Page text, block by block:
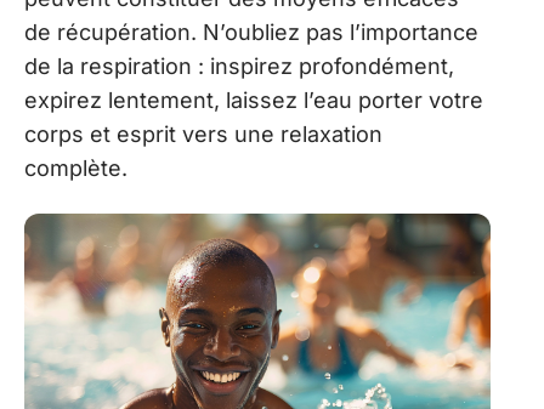
de récupération. N’oubliez pas l’importance
de la respiration : inspirez profondément,
expirez lentement, laissez l’eau porter votre
corps et esprit vers une relaxation
complète.